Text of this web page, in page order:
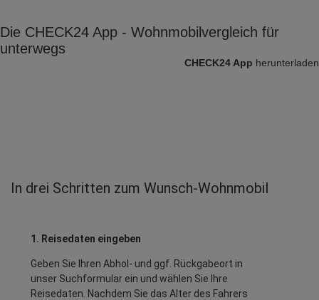
Die CHECK24 App - Wohnmobilvergleich für
unterwegs
CHECK24 App herunterladen
In drei Schritten zum Wunsch-Wohnmobil
1. Reisedaten eingeben
Geben Sie Ihren Abhol- und ggf. Rückgabeort in
unser Suchformular ein und wählen Sie Ihre
Reisedaten. Nachdem Sie das Alter des Fahrers